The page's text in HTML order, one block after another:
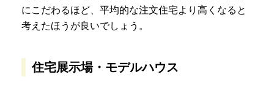
にこだわるほど、平均的な注文住宅より高くなると
考えたほうが良いでしょう。
住宅展示場・モデルハウス